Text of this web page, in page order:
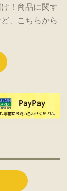
！商品に関す
、こちらから